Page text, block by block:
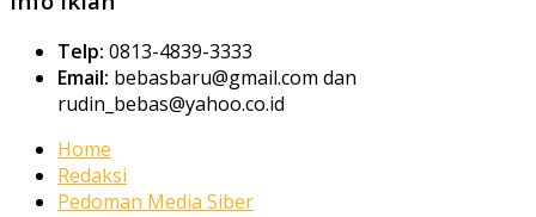
Telp: 0813-4839-3333
Email: bebasbaru@gmail.com dan
rudin_bebas@yahoo.co.id
Home
Redaksi
Pedoman Media Siber